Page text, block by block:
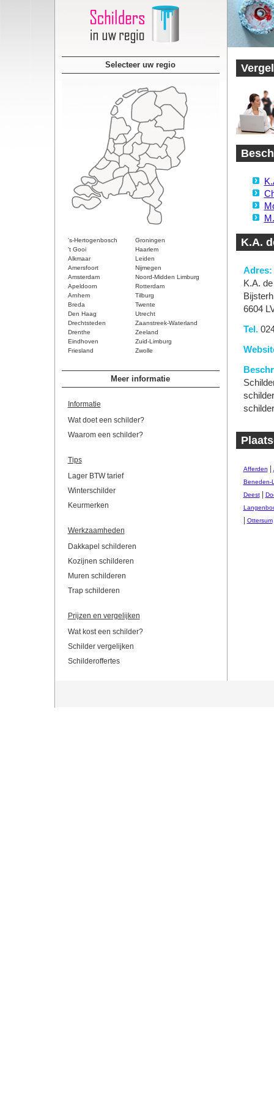
Selecteer uw regio
's-Hertogenbosch
Groningen
't Gooi
Haarlem
Alkmaar
Leiden
Amersfoort
Nijmegen
Amsterdam
Noord-Midden Limburg
Apeldoorn
Rotterdam
Arnhem
Tilburg
Breda
Twente
Den Haag
Utrecht
Drechtsteden
Zaanstreek-Waterland
Drenthe
Zeeland
Eindhoven
Zuid-Limburg
Friesland
Zwolle
Meer informatie
Informatie
Wat doet een schilder?
Waarom een schilder?
Tips
Lager BTW tarief
Winterschilder
Keurmerken
Werkzaamheden
Dakkapel schilderen
Kozijnen schilderen
Muren schilderen
Trap schilderen
Prijzen en vergelijken
Wat kost een schilder?
Schilder vergelijken
Schilderoffertes
K.A.
Adres:
K.A.
6604
Tel.
Afferden
Beneden-
Deest|
Ottersum